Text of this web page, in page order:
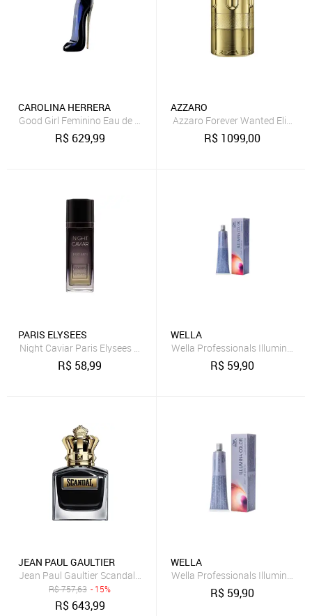
CAROLINA HERRERA
Good Girl Feminino Eau de Parfum 150ML
R$ 629,99
AZZARO
Azzaro Forever Wanted Elixir
R$ 1099,00
PARIS ELYSEES
Night Caviar Paris Elysees Perfume Masculino
R$ 58,99
WELLA
Wella Professionals Illumina
R$ 59,90
JEAN PAUL GAULTIER
R$757,63 - 15%
R$ 643,99
WELLA
Wella Professionals Illumina
R$ 59,90